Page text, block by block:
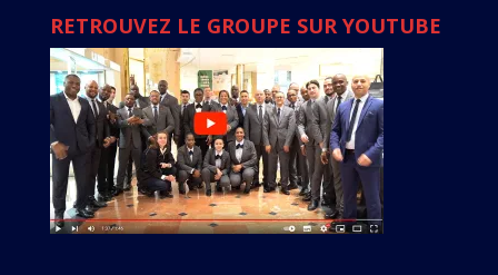
RETROUVEZ LE GROUPE SUR YOUTUBE